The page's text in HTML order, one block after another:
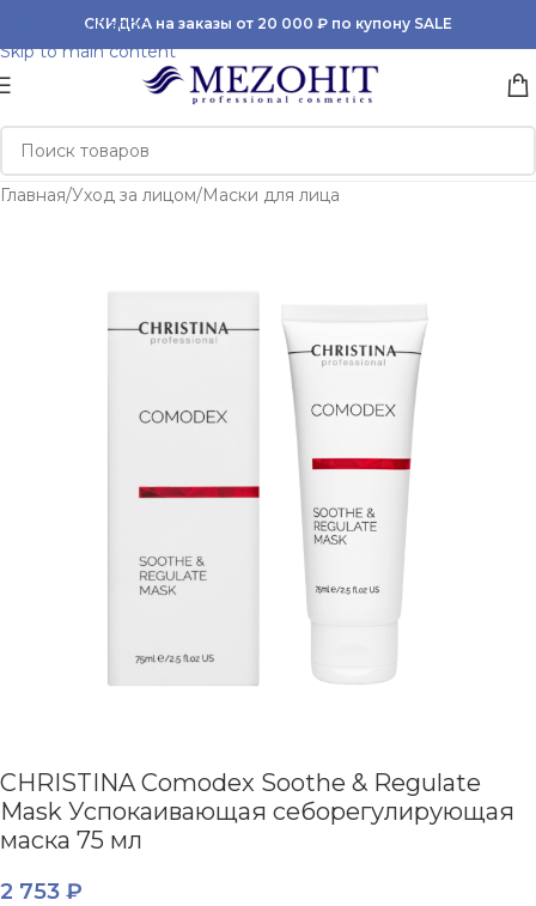
Skip to navigation
Skip to main content
СКИДКА на заказы от 20 000 ₽ по купону SALE
Главная/Уход за лицом/Маски для лица
CHRISTINA Comodex Soothe & Regulate
Mask Успокаивающая себорегулирующая
маска 75 мл
2 753 ₽